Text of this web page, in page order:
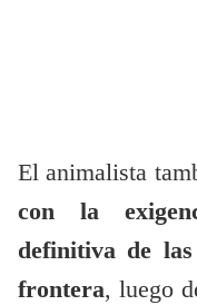
El animalista
con la
definitiva de
frontera, luego